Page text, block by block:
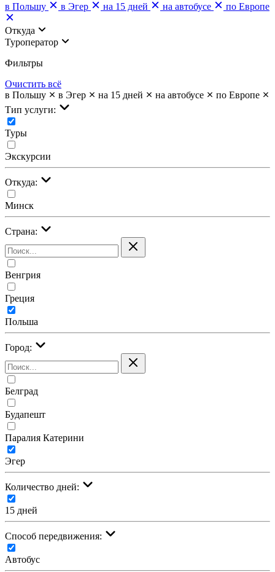
в Польшу
в Эгер на 15 дней на автобусе по Европе
Откуда
Туроператор
Фильтры
Очистить всё
в Польшу
в Эгер на 15 дней на автобусе
по Европе
Тип услуги:
Туры
Экскурсии
Откуда:
Минск
Страна:
Венгрия
Греция
Польша
Город:
Белград
Будапешт
Паралия Катерини
Эгер
Количество дней:
15 дней
Cпособ передвижения:
Автобус